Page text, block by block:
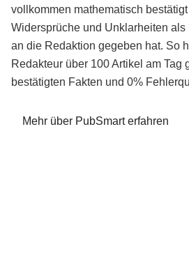
vollkommen mathematisch
Widersprüche und Unklarheiten
an die Redaktion gegeben hat. So
Redakteur über 100 Artikel am Tag
bestätigten Fakten und 0%
Mehr über PubSmart erfahren